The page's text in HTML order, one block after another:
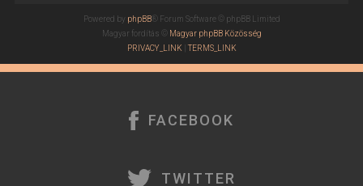
Powered by phpBB® Forum Software © phpBB Limited
Magyar fordítás © Magyar phpBB Közösség
PRIVACY_LINK |TERMS_LINK
FACEBOOK
TWITTER